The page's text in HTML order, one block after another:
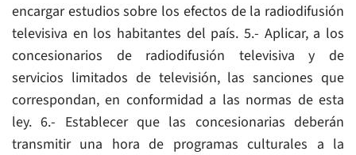
encargar estudios sobre los efectos de la radiodifusión
televisiva en los habitantes del país. 5.- Aplicar, a los
concesionarios de radiodifusión televisiva y de
servicios limitados de televisión, las sanciones que
correspondan, en conformidad a las normas de esta
ley. 6.- Establecer que las concesionarias deberán
transmitir una hora de programas culturales a la